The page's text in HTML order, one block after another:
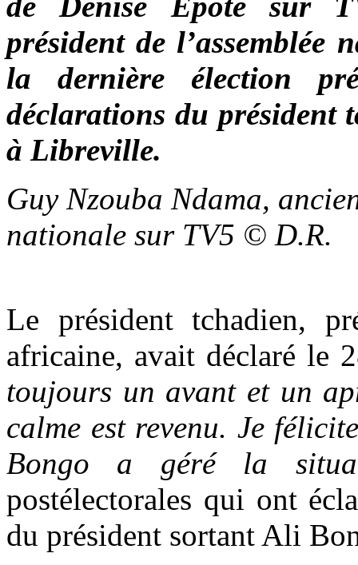
président de
la dernière élection
déclarations du président
à Libreville.
Guy Nzouba Ndama,
nationale sur TV5 © D.R.
Le président tchadien,
africaine, avait déclaré le
toujours un avant et un
calme est revenu. Je
Bongo a géré la
postélectorales qui ont
du président sortant Ali